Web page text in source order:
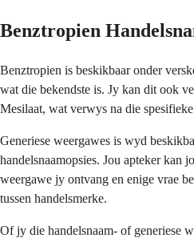
Benztropien
Benztropien is beskikbaar onder
wat die bekendste is. Jy kan dit ook
Mesilaat, wat verwys na die
Generiese weergawes is wyd
handelsnaamopsies. Jou apteker kan
weergawe jy ontvang en enige vrae
tussen handelsmerke.
Of jy die handelsnaam- of generiese